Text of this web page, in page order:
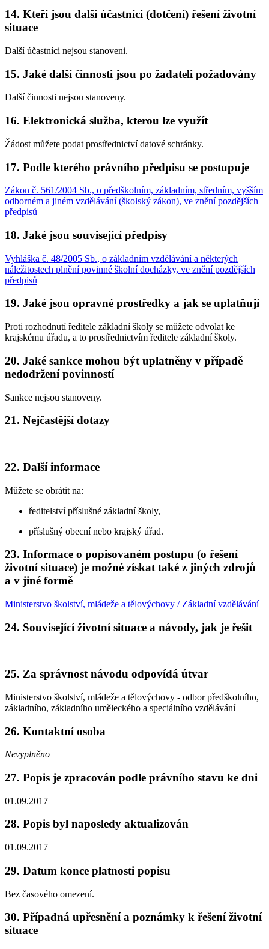
14. Kteří jsou další účastníci (dotčení) řešení životní
situace
Další účastníci nejsou stanoveni.
15. Jaké další činnosti jsou po žadateli požadovány
Další činnosti nejsou stanoveny.
16. Elektronická služba, kterou lze využít
Žádost můžete podat prostřednictví datové schránky.
17. Podle kterého právního předpisu se postupuje
Zákon č. 561/2004 Sb., o předškolním, základním, středním, vyšším
odborném a jiném vzdělávání (školský zákon), ve znění pozdějších
předpisů
18. Jaké jsou související předpisy
Vyhláška č. 48/2005 Sb., o základním vzdělávání a některých
náležitostech plnění povinné školní docházky, ve znění pozdějších
předpisů
19. Jaké jsou opravné prostředky a jak se uplatňují
Proti rozhodnutí ředitele základní školy se můžete odvolat ke
krajskému úřadu, a to prostřednictvím ředitele základní školy.
20. Jaké sankce mohou být uplatněny v případě
nedodržení povinností
Sankce nejsou stanoveny.
21. Nejčastější dotazy
22. Další informace
Můžete se obrátit na:
ředitelství příslušné základní školy,
příslušný obecní nebo krajský úřad.
23. Informace o popisovaném postupu (o řešení
životní situace) je možné získat také z jiných zdrojů
a v jiné formě
Ministerstvo školství, mládeže a tělovýchovy / Základní vzdělávání
24. Související životní situace a návody, jak je řešit
25. Za správnost návodu odpovídá útvar
Ministerstvo školství, mládeže a tělovýchovy - odbor předškolního,
základního, základního uměleckého a speciálního vzdělávání
26. Kontaktní osoba
Nevyplněno
27. Popis je zpracován podle právního stavu ke dni
01.09.2017
28. Popis byl naposledy aktualizován
01.09.2017
29. Datum konce platnosti popisu
Bez časového omezení.
30. Případná upřesnění a poznámky k řešení životní
situace